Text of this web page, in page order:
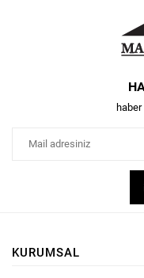
KURUMSAL